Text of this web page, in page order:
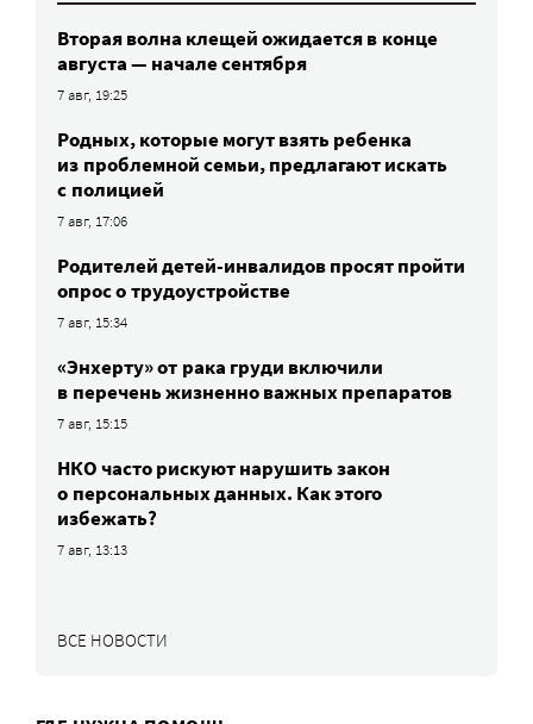
Вторая волна клещей ожидается в конце
августа — начале сентября
7 авг, 19:25
Родных, которые могут взять ребенка
из проблемной семьи, предлагают искать
с полицией
7 авг, 17:06
Родителей детей-инвалидов просят пройти
опрос о трудоустройстве
7 авг, 15:34
«Энхерту» от рака груди включили
в перечень жизненно важных препаратов
7 авг, 15:15
НКО часто рискуют нарушить закон
о персональных данных. Как этого
избежать?
7 авг, 13:13
ВСЕ НОВОСТИ